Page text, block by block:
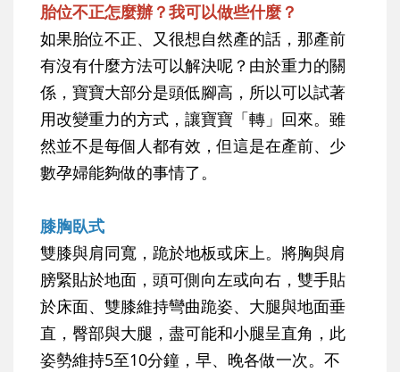
胎位不正怎麼辦？我可以做些什麼？
如果胎位不正、又很想自然產的話，那產前
有沒有什麼方法可以解決呢？由於重力的關
係，寶寶大部分是頭低腳高，所以可以試著
用改變重力的方式，讓寶寶「轉」回來。雖
然並不是每個人都有效，但這是在產前、少
數孕婦能夠做的事情了。
膝胸臥式
雙膝與肩同寬，跪於地板或床上。將胸與肩
膀緊貼於地面，頭可側向左或向右，雙手貼
於床面、雙膝維持彎曲跪姿、大腿與地面垂
直，臀部與大腿，盡可能和小腿呈直角，此
姿勢維持5至10分鐘，早、晚各做一次。不